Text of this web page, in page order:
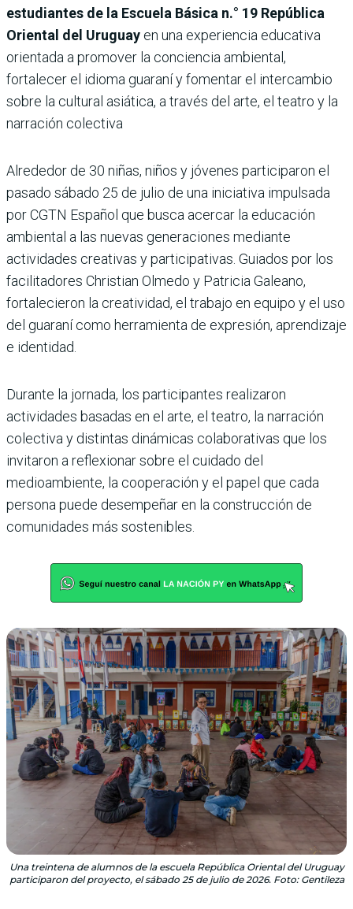
estudiantes de la Escuela Básica n.° 19 República
Oriental del Uruguay en una experiencia educativa
orientada a promover la conciencia ambiental,
fortalecer el idioma guaraní y fomentar el intercambio
sobre la cultural asiática, a través del arte, el teatro y la
narración colectiva
Alrededor de 30 niñas, niños y jóvenes participaron el
pasado sábado 25 de julio de una iniciativa impulsada
por CGTN Español que busca acercar la educación
ambiental a las nuevas generaciones mediante
actividades creativas y participativas. Guiados por los
facilitadores Christian Olmedo y Patricia Galeano,
fortalecieron la creatividad, el trabajo en equipo y el uso
del guaraní como herramienta de expresión, aprendizaje
e identidad.
Durante la jornada, los participantes realizaron
actividades basadas en el arte, el teatro, la narración
colectiva y distintas dinámicas colaborativas que los
invitaron a reflexionar sobre el cuidado del
medioambiente, la cooperación y el papel que cada
persona puede desempeñar en la construcción de
comunidades más sostenibles.
Una treintena de alumnos de la escuela República Oriental del Uruguay
participaron del proyecto, el sábado 25 de julio de 2026. Foto: Gentileza